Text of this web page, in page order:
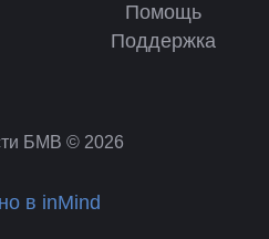
Помощь
Поддержка
БМВ © 2026
в inMind